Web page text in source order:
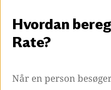
Hvordan
Rate?
Når en person